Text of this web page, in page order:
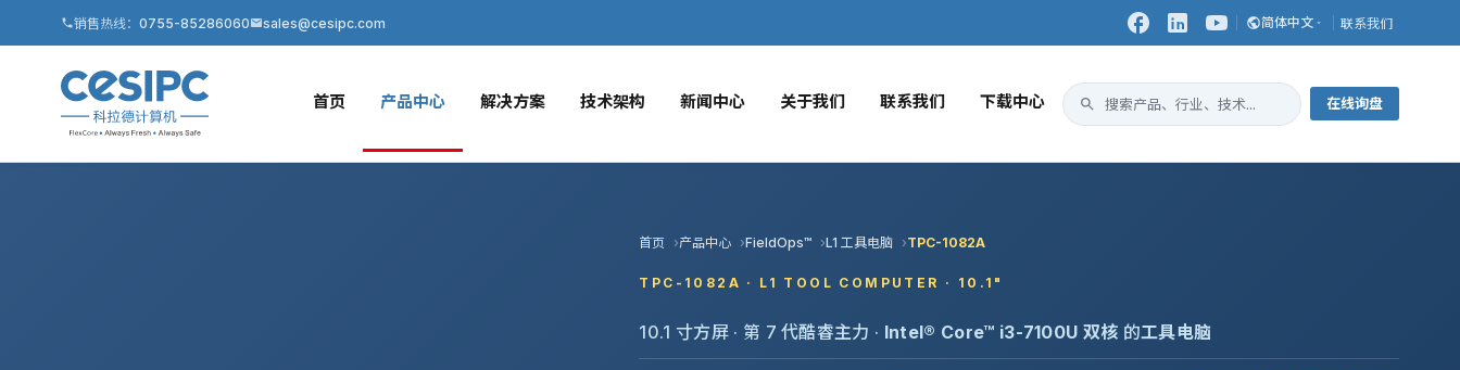
销售热线： 0755-85286060 sales@cesipc.com 简体中文 联系我们
首页 产品中心 解决方案 技术架构 新闻中心 关于我们 联系我们 下载中心 在线询盘
首页 产品中心 FieldOps™ L1 工具电脑 TPC-1082A
TPC-1082A · L1 TOOL COMPUTER · 10.1"
10.1 寸方屏 · 第 7 代酷睿主力 · Intel® Core™ i3-7100U 双核 的工具电脑